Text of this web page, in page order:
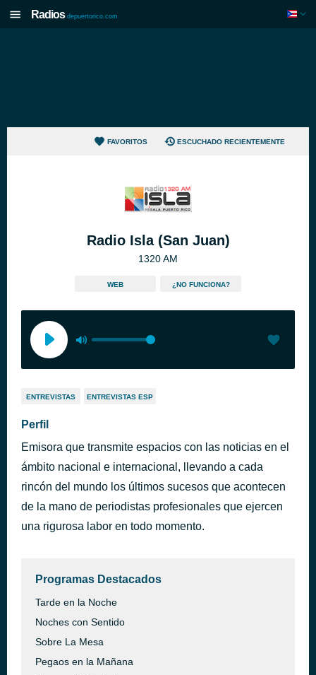
Radios depuertorico.com
FAVORITOS ESCUCHADO RECIENTEMENTE
Radio Isla (San Juan)
1320 AM
WEB ¿NO FUNCIONA?
ENTREVISTAS ENTREVISTAS ESP
Perfil
Emisora que transmite espacios con las noticias en el
ámbito nacional e internacional, llevando a cada
rincón del mundo los últimos sucesos que acontecen
de la mano de periodistas profesionales que ejercen
una rigurosa labor en todo momento.
Programas Destacados
Tarde en la Noche
Noches con Sentido
Sobre La Mesa
Pegaos en la Mañana